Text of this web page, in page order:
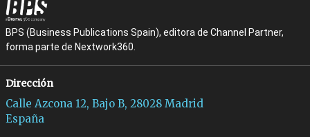
BPS (Business Publications Spain), editora de Channel Partner,
forma parte de Nextwork360.
Dirección
Calle Azcona 12, Bajo B, 28028 Madrid
España